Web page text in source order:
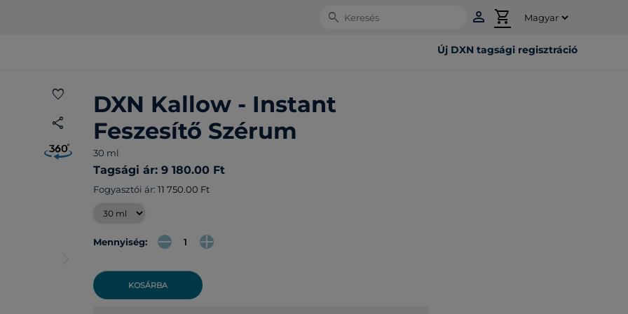
Search person shopping_cart
Új DXN tagsági regisztráció
favorite
share
DXN Kallow - Instant
Feszesítő Szérum
30 ml
Tagsági ár: 9 180.00 Ft
Fogyasztói ár: 11 750.00 Ft
Mennyiség:
KOSÁRBA